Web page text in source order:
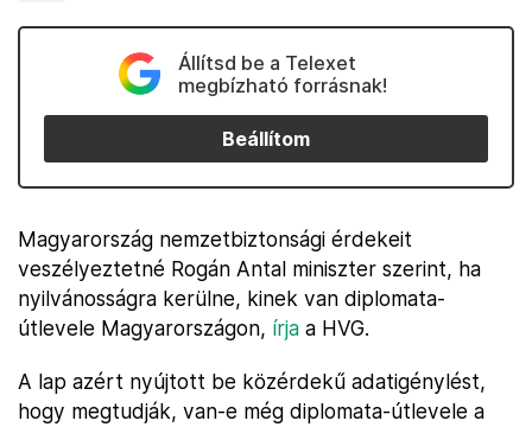
Állítsd be a Telexet
megbízható forrásnak!
Beállítom
Magyarország nemzetbiztonsági érdekeit
veszélyeztetné Rogán Antal miniszter szerint, ha
nyilvánosságra kerülne, kinek van diplomata-
útlevele Magyarországon, írja a HVG.
A lap azért nyújtott be közérdekű adatigénylést,
hogy megtudják, van-e még diplomata-útlevele a